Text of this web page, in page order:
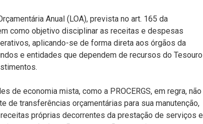
Anual (LOA), prevista no art. 165 da
como objetivo disciplinar as receitas e despesas
aplicando-se de forma direta aos órgãos da
e entidades que dependem de recursos do Tesouro
de economia mista, como a PROCERGS, em regra, não
de transferências orçamentárias para sua manutenção,
próprias decorrentes da prestação de serviços e